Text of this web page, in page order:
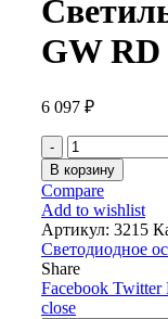
GW RD
6 097 ₽
Количество
товара
Светильник
настенный
GW
RD
В корзину
Compare
Add to wishlist
Артикул: 3215
Светодиодное
Share
Facebook Twitter
close